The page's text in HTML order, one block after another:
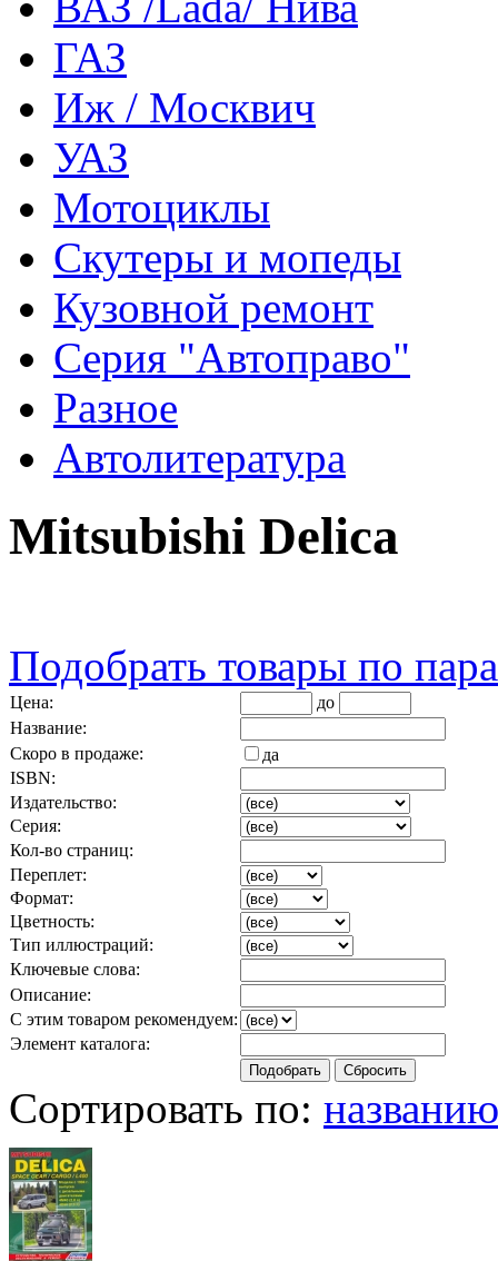
ГАЗ
Иж / Москвич
УАЗ
Мотоциклы
Скутеры и мопеды
Кузовной ремонт
Серия "Автоправо"
Разное
Автолитература
Mitsubishi Delica
Подобрать товары по
Цена:
до
Название:
Скоро в продаже:
да
ISBN:
Издательство:
Серия:
Кол-во страниц:
Переплет:
Формат:
Цветность:
Тип иллюстраций:
Ключевые слова:
Описание:
С этим товаром рекомендуем:
Элемент каталога:
Сортировать по: названию